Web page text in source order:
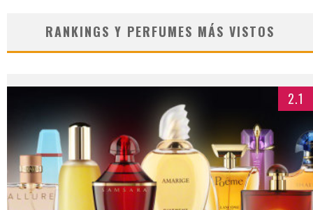
RANKINGS Y PERFUMES MÁS VISTOS
2.1